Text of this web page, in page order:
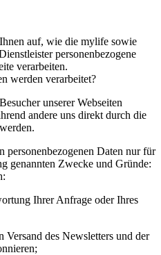
auf, wie die mylife sowie
personenbezogene
verarbeiten.
werden verarbeitet?
unserer Webseiten
andere uns direkt durch die
personenbezogenen Daten nur für
genannten Zwecke und Gründe:
Ihrer Anfrage oder Ihres
Versand des Newsletters und der